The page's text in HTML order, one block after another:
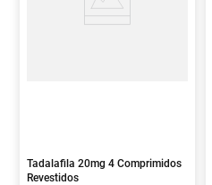
Tadalafila 20mg 4 Comprimidos
Revestidos